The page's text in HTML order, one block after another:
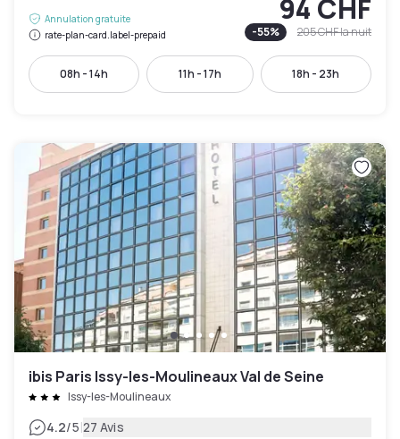
Annulation gratuite
rate-plan-card.label-prepaid
94 CHF
-55% 205 CHFla nuit
08h - 14h 11h - 17h 18h - 23h
ibis Paris Issy-les-Moulineaux Val de Seine
Issy-les-Moulineaux
4.2/5|27 Avis